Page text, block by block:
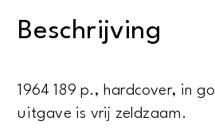
Beschrijving
1964 189 p., hardcover, in
uitgave is vrij zeldzaam.